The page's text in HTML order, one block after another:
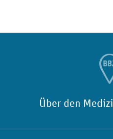
Über den